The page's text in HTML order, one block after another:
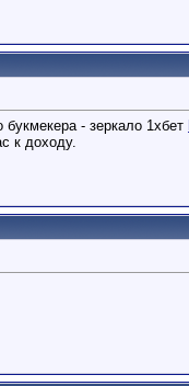
- зеркало 1хбет
к доходу.